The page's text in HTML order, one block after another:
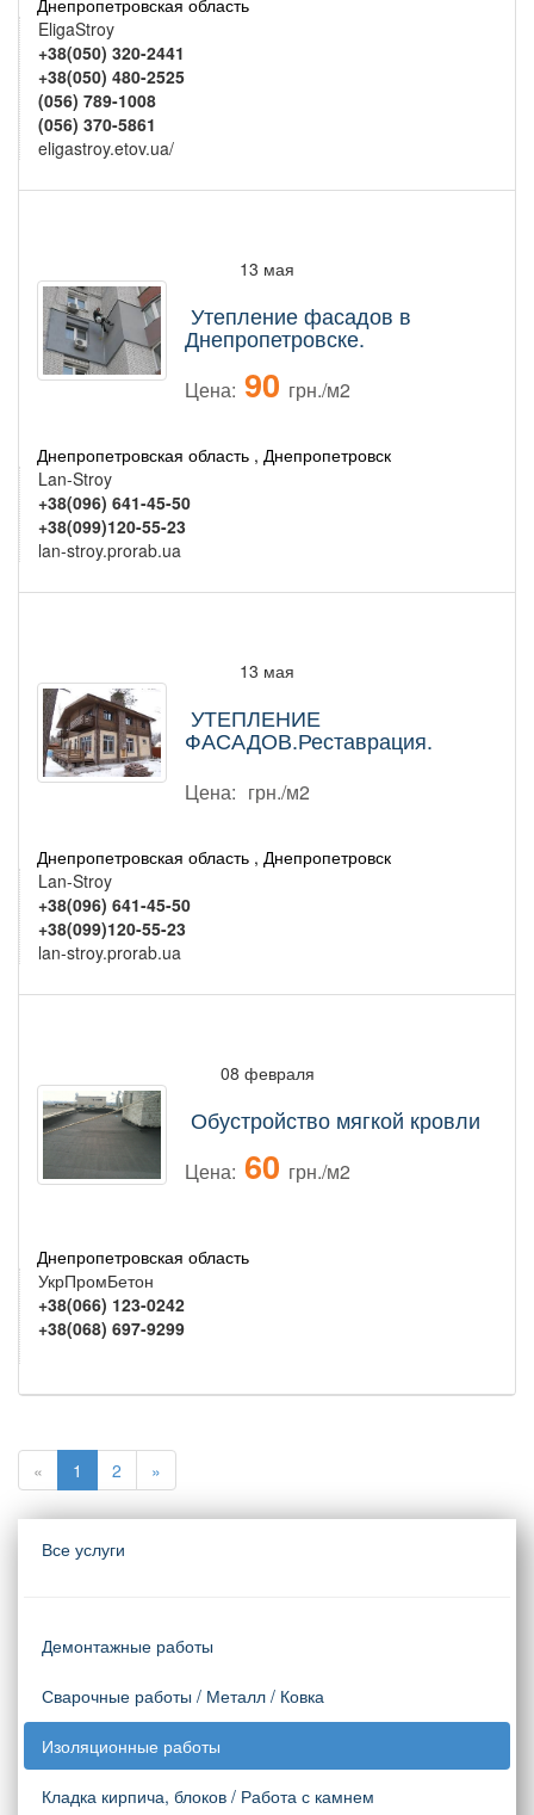
Днепропетровская область
EligaStroy
+38(050) 320-2441
+38(050) 480-2525
(056) 789-1008
(056) 370-5861
eligastroy.etov.ua/
13 мая
Утепление фасадов в
Днепропетровске.
Цена: 90 грн./м2
Днепропетровская область , Днепропетровск
Lan-Stroy
+38(096) 641-45-50
+38(099)120-55-23
lan-stroy.prorab.ua
13 мая
УТЕПЛЕНИЕ
ФАСАДОВ.Реставрация.
Цена: грн./м2
Днепропетровская область , Днепропетровск
Lan-Stroy
+38(096) 641-45-50
+38(099)120-55-23
lan-stroy.prorab.ua
08 февраля
Обустройство мягкой кровли
Цена: 60 грн./м2
Днепропетровская область
УкрПромБетон
+38(066) 123-0242
+38(068) 697-9299
« 1 2 »
Все услуги
Демонтажные работы
Сварочные работы / Металл / Ковка
Изоляционные работы
Кладка кирпича, блоков / Работа с камнем